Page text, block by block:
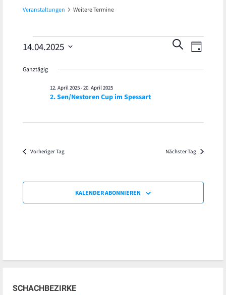
Veranstaltungen Weitere Termine
Veranstaltungen
für
Suche
SUCHE
TAG
14.04.2025
wählen.
Ganztägig
2. Sen/Nestoren Cup im Spessart
12. April 2025-20. April 2025
Vorheriger Tag Nächster Tag
KALENDER ABONNIEREN
SCHACHBEZIRKE